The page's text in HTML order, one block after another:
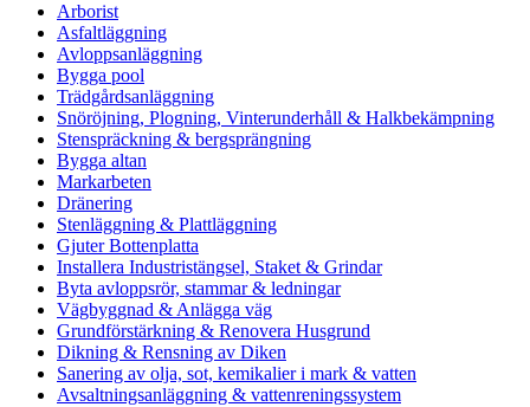
Arborist
Asfaltläggning
Avloppsanläggning
Bygga pool
Trädgårdsanläggning
Snöröjning, Plogning, Vinterunderhåll & Halkbekämpning
Stenspräckning & bergsprängning
Bygga altan
Markarbeten
Dränering
Stenläggning & Plattläggning
Gjuter Bottenplatta
Installera Industristängsel, Staket & Grindar
Byta avloppsrör, stammar & ledningar
Vägbyggnad & Anlägga väg
Grundförstärkning & Renovera Husgrund
Dikning & Rensning av Diken
Sanering av olja, sot, kemikalier i mark & vatten
Avsaltningsanläggning & vattenreningssystem